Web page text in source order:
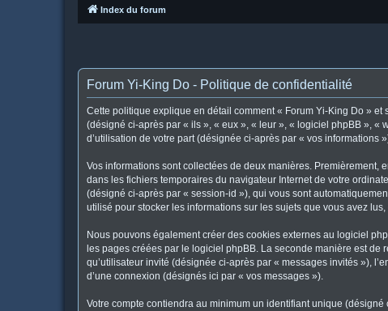
Index du forum
Forum Yi-King Do - Politique de confidentialité
Cette politique explique en détail comment « Forum Yi-King Do »
(désigné ci-après par « ils », « eux », « leur », « logiciel phpBB », «
d’utilisation de votre part (désignée ci-après par « vos informations
Vos informations sont collectées de deux manières.
dans les fichiers temporaires du navigateur Internet de votre
(désigné ci-après par « session-id »), qui vous sont
utilisé pour stocker les informations sur les sujets que vous avez
Nous pouvons également créer des cookies externes au logiciel
les pages créées par le logiciel phpBB. La seconde manière est de
qu’utilisateur invité (désignée ci-après par « messages invités »),
d’une connexion (désignés ici par « vos messages »).
Votre compte contiendra au minimum un identifiant unique